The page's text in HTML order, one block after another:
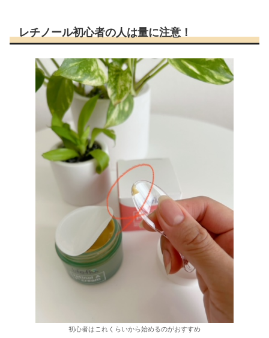
レチノール初心者の人は量に注意！
初心者はこれくらいから始めるのがおすすめ